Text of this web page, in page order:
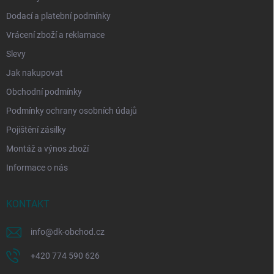
Dodací a platební podmínky
Vrácení zboží a reklamace
Slevy
Jak nakupovat
Obchodní podmínky
Podmínky ochrany osobních údajů
Pojištění zásilky
Montáž a výnos zboží
Informace o nás
KONTAKT
info@dk-obchod.cz
+420 774 590 626